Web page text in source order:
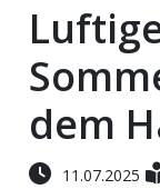
Stellen
Paper
dem
11.07.2025